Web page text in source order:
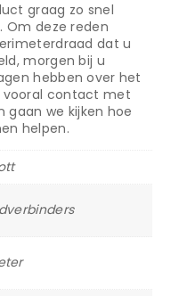
graag zo snel
Om deze reden
dat u
morgen bij u
hebben over het
vooral contact met
gaan we kijken hoe
helpen.